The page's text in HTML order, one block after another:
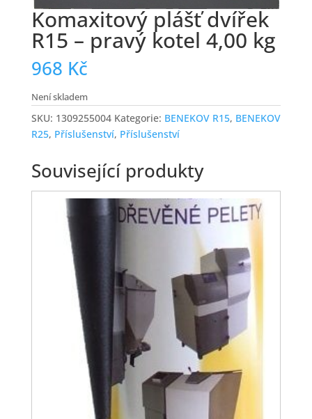
Komaxitový plášť dvířek
R15 – pravý kotel 4,00 kg
968 Kč
Není skladem
SKU: 1309255004 Kategorie: BENEKOV R15, BENEKOV
R25, Příslušenství, Příslušenství
Související produkty